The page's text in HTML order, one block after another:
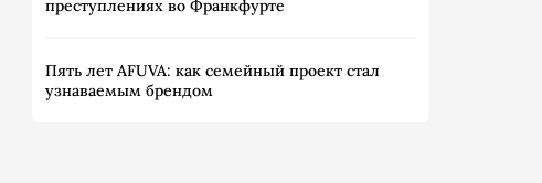
преступлениях во Франкфурте
Пять лет AFUVA: как семейный проект стал
узнаваемым брендом